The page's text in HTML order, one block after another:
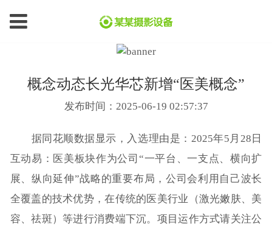
概念动态长光华芯新增“医美概念”
发布时间：2025-06-19 02:57:37
据同花顺数据显示，入选理由是：2025年5月28日
互动易：医美板块作为公司“一平台、一支点、横向扩
展、纵向延伸”战略的重要布局，公司会利用自己波长
全覆盖的技术优势，在传统的医美行业（激光嫩肤、美
容、祛斑）等进行消费端下沉。项目运作方式请关注公